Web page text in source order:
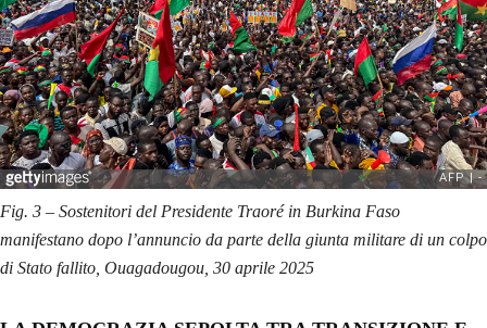
Fig. 3 – Sostenitori del Presidente Traoré in Burkina Faso
manifestano dopo l’annuncio da parte della giunta militare di un colpo
di Stato fallito, Ouagadougou, 30 aprile 2025